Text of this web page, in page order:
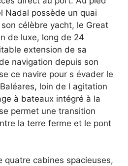
Nadal possède un quai
célèbre yacht, le Great
de luxe, long de 24
extension de sa
navigation depuis son
ce navire pour s évader le
loin de l agitation
à bateaux intégré à la
permet une transition
la terre ferme et le pont
quatre cabines spacieuses,